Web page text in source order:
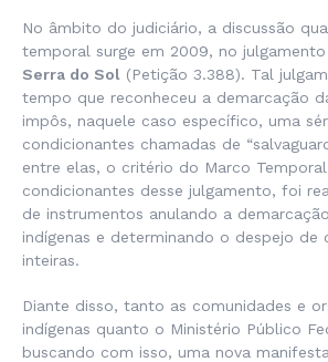
No âmbito do judiciário, a discussão
temporal surge em 2009, no
Serra do Sol (Petição 3.388). Tal
tempo que reconheceu a demarcação
impôs, naquele caso específico, uma
condicionantes chamadas de
entre elas, o critério do Marco
condicionantes desse julgamento, foi
de instrumentos anulando a
indígenas e determinando o despejo de
inteiras.
Diante disso, tanto as comunidades e
indígenas quanto o Ministério Público
buscando com isso, uma nova